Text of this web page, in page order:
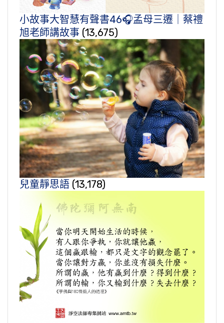
小故事大智慧有聲書46🎧孟母三遷｜蔡禮
旭老師講故事 (13,675)
兒童靜思語 (13,178)